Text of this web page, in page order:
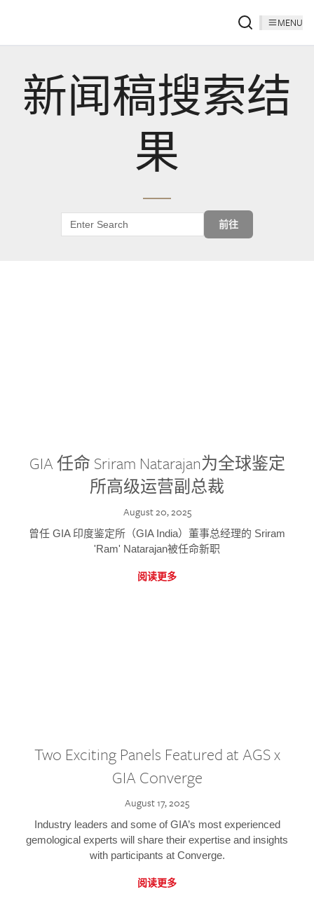
MENU
新闻稿搜索结
果
前往
GIA 任命 Sriram Natarajan为全球鉴定
所高级运营副总裁
August 20, 2025
曾任 GIA 印度鉴定所（GIA India）董事总经理的 Sriram
'Ram' Natarajan被任命新职
阅读更多
Two Exciting Panels Featured at AGS x
GIA Converge
August 17, 2025
Industry leaders and some of GIA’s most experienced
gemological experts will share their expertise and insights
with participants at Converge.
阅读更多